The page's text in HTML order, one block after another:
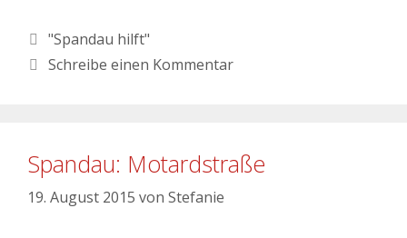
"Spandau hilft"
Schreibe einen Kommentar
Spandau: Motardstraße
19. August 2015 von Stefanie